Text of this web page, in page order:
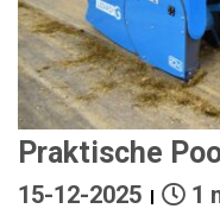
Praktische
15-12-2025 1